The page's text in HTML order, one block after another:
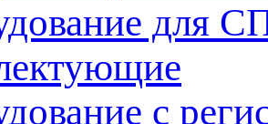
для
с